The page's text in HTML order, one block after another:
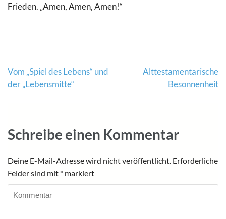
Frieden. „Amen, Amen, Amen!“
Beitragsnavigation
Vom „Spiel des Lebens“ und
der „Lebensmitte“
Alttestamen­tarische
Besonnen­heit
Schreibe einen Kommentar
Deine E-Mail-Adresse wird nicht veröffentlicht. Erforderliche
Felder sind mit * markiert